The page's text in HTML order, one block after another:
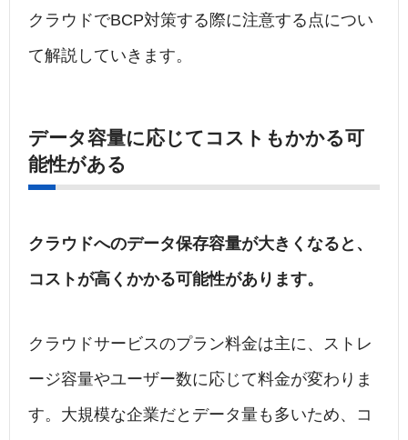
クラウドでBCP対策する際に注意する点につい
て解説していきます。
データ容量に応じてコストもかかる可
能性がある
クラウドへのデータ保存容量が大きくなると、
コストが高くかかる可能性があります。
クラウドサービスのプラン料金は主に、ストレ
ージ容量やユーザー数に応じて料金が変わりま
す。大規模な企業だとデータ量も多いため、コ